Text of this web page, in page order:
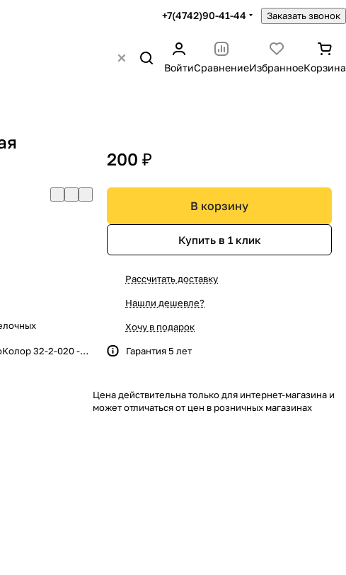
+7(4742)90-41-44 Заказать звонок
ВойтиСравнениеИзбранноеКорзина
32-2-020 -
для
и
200 ₽
В корзину
Купить в 1 клик
Рассчитать доставку
Нашли дешевле?
Хочу в подарок
Гарантия 5 лет
Цена действительна только для интернет-магазина и
может отличаться от цен в розничных магазинах